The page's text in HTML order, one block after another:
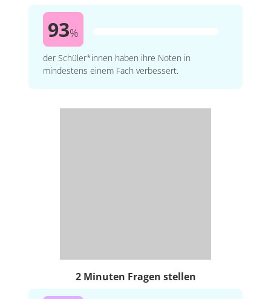
93%
der Schüler*innen haben ihre Noten in
mindestens einem Fach verbessert.
2 Minuten Fragen stellen